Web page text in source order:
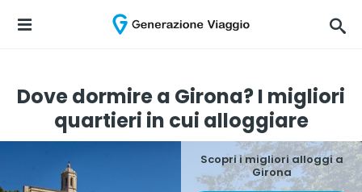
Dove dormire a Girona? I migliori
quartieri in cui alloggiare
Scopri i migliori alloggi a
Girona